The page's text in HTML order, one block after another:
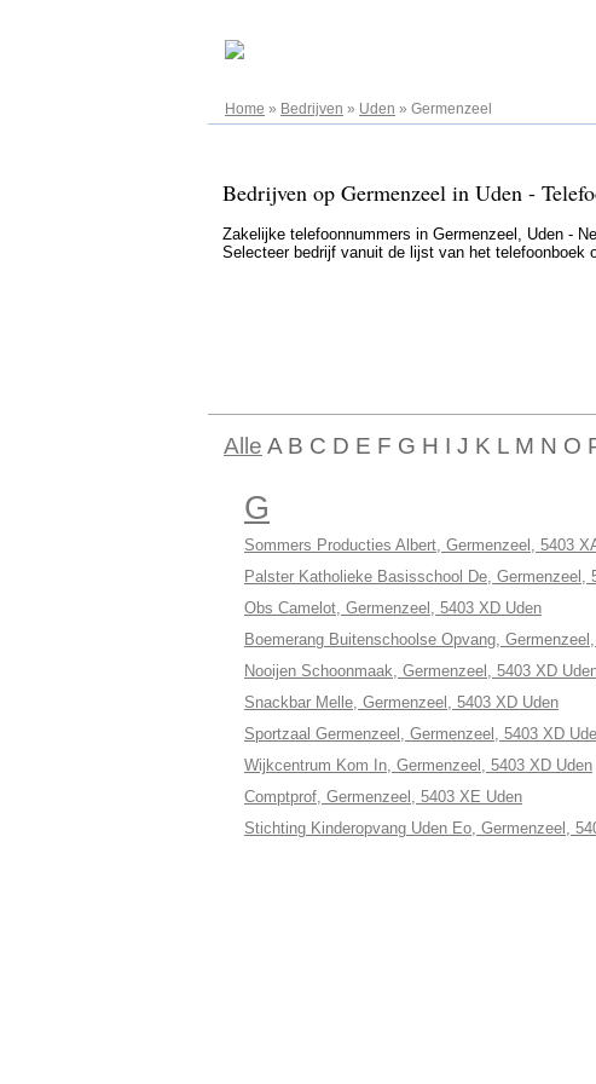
Home » Bedrijven » Uden » Germenzeel
Bedrijven op Germenzeel in Uden -
Zakelijke telefoonnummers in Germenzeel, Uden -
Selecteer bedrijf vanuit de lijst van het telefoonboek
Alle A B C D E F G H I J K L M N O
G
Sommers Producties Albert, Germenzeel, 5403
Palster Katholieke Basisschool De, Germenzeel,
Obs Camelot, Germenzeel, 5403 XD Uden
Boemerang Buitenschoolse Opvang,
Nooijen Schoonmaak, Germenzeel, 5403 XD
Snackbar Melle, Germenzeel, 5403 XD Uden
Sportzaal Germenzeel, Germenzeel, 5403 XD
Wijkcentrum Kom In, Germenzeel, 5403 XD Uden
Comptprof, Germenzeel, 5403 XE Uden
Stichting Kinderopvang Uden Eo, Germenzeel,